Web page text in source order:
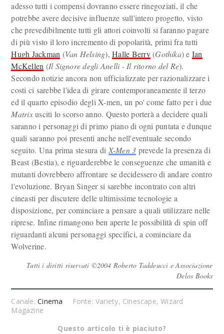
adesso tutti i compensi dovranno essere rinegoziati, il che
potrebbe avere decisive influenze sull'intero progetto, visto
che prevedibilmente tutti gli attori coinvolti si faranno pagare
di più visto il loro incremento di popolarità, primi fra tutti
Hugh Jackman (Van Helsing),Halle Berry(Gothika) e Ian
McKellen (Il Signore degli Anelli - Il ritorno del Re).
Secondo notizie ancora non ufficializzate per razionalizzare i
costi ci sarebbe l'idea di girare contemporaneamente il terzo
ed il quarto episodio degli X-men, un po' come fatto per i due
Matrixusciti lo scorso anno. Questo porterà a decidere quali
saranno i personaggi di primo piano di ogni puntata e dunque
quali saranno poi presenti anche nell'eventuale secondo
seguito. Una prima stesura di X-Men 3 prevede la presenza di
Beast (Bestia), e riguarderebbe le conseguenze che umanità e
mutanti dovrebbero affrontare se decidessero di andare contro
l'evoluzione. Bryan Singer si sarebbe incontrato con altri
cineasti per discutere delle ultimissime tecnologie a
disposizione, per cominciare a pensare a quali utilizzare nelle
riprese. Infine rimangono ben aperte le possibilità di spin off
riguardanti alcuni personaggi specifici, a cominciare da
Wolverine.
Tutti i diritti riservati ©2004 Roberto Taddeucci e Associazione
Delos Books
Canale:Cinema
Fonte: Variety, Cinescape, Wizard
Magazine
Questo articolo ti è piaciuto?